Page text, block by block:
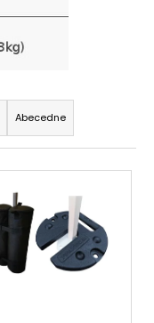
Abecedne